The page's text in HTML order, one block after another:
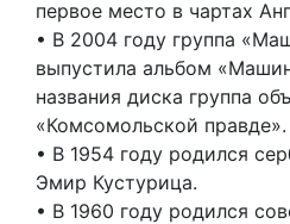
первое место в чартах
• В 2004 году группа
выпустила альбом
названия диска группа
«Комсомольской правде».
• В 1954 году родился
Эмир Кустурица.
• В 1960 году родился